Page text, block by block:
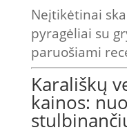
Neįtikėtinai
pyragėliai su
paruošiami
Karališkų
kainos: